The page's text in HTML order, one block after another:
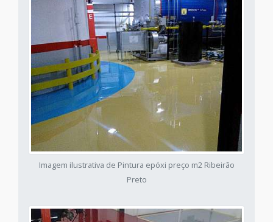
Imagem ilustrativa de Pintura epóxi preço m2 Ribeirão
Preto